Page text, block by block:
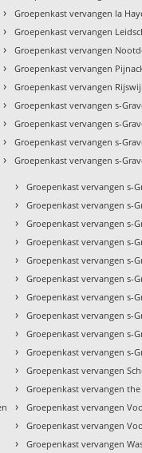
› Groepenkast vervangen la
› Groepenkast vervangen
› Groepenkast vervangen
› Groepenkast vervangen
› Groepenkast vervangen
› Groepenkast vervangen s-
› Groepenkast vervangen s-
› Groepenkast vervangen s-
› Groepenkast vervangen s-
› Groepenkast vervangen s-
› Groepenkast vervangen s-
› Groepenkast vervangen s-
› Groepenkast vervangen s-
› Groepenkast vervangen s-
› Groepenkast vervangen s-
› Groepenkast vervangen s-
› Groepenkast vervangen s-
› Groepenkast vervangen s-
› Groepenkast vervangen s-
› Groepenkast vervangen
› Groepenkast vervangen the
› Groepenkast vervangen
› Groepenkast vervangen
› Groepenkast vervangen